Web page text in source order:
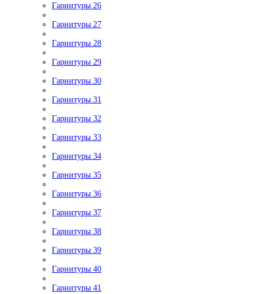
Гарнитуры 26
Гарнитуры 27
Гарнитуры 28
Гарнитуры 29
Гарнитуры 30
Гарнитуры 31
Гарнитуры 32
Гарнитуры 33
Гарнитуры 34
Гарнитуры 35
Гарнитуры 36
Гарнитуры 37
Гарнитуры 38
Гарнитуры 39
Гарнитуры 40
Гарнитуры 41